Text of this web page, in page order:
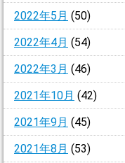
2022年5月 (50)
2022年4月 (54)
2022年3月 (46)
2021年10月 (42)
2021年9月 (45)
2021年8月 (53)